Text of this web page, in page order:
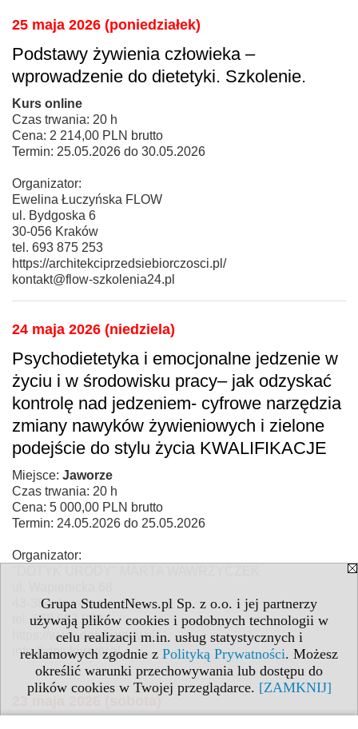
Grupa StudentNews.pl Sp. z o.o. i jej partnerzy
używają plików cookies i podobnych technologii w
celu realizacji m.in. usług statystycznych i
reklamowych zgodnie z Polityką Prywatności. Możesz
określić warunki przechowywania lub dostępu do
plików cookies w Twojej przeglądarce. [ZAMKNIJ]
25 maja 2026 (poniedziałek)
Podstawy żywienia człowieka –
wprowadzenie do dietetyki. Szkolenie.
Kurs online
Czas trwania: 20 h
Cena: 2 214,00 PLN brutto
Termin: 25.05.2026 do 30.05.2026
Organizator:
Ewelina Łuczyńska FLOW
ul. Bydgoska 6
30-056 Kraków
tel. 693 875 253
https://architekciprzedsiebiorczosci.pl/
kontakt@flow-szkolenia24.pl
24 maja 2026 (niedziela)
Psychodietetyka i emocjonalne jedzenie w
życiu i w środowisku pracy– jak odzyskać
kontrolę nad jedzeniem- cyfrowe narzędzia
zmiany nawyków żywieniowych i zielone
podejście do stylu życia KWALIFIKACJE
Miejsce: Jaworze
Czas trwania: 20 h
Cena: 5 000,00 PLN brutto
Termin: 24.05.2026 do 25.05.2026
Organizator:
43-384 Jaworze
tel. 668 687 070
https://www.dotykurody.pl/
info@dotykurody.pl
23 maja 2026 (sobota)